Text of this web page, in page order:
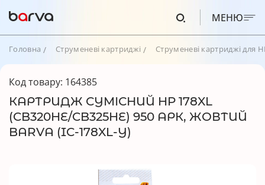
МЕНЮ
Головна Струменеві картриджі Струменеві картриджі для
Код товару: 164385
КАРТРИДЖ СУМІСНИЙ HP 178XL
(CB320HE/CB325HE) 950 АРК, ЖОВТИЙ
BARVA (IC-178XL-Y)